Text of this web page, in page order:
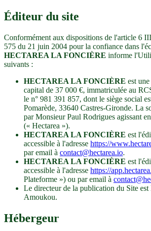
Éditeur du site
Conformément aux dispositions de l'article 6
575 du 21 juin 2004 pour la confiance dans
HECTAREA LA FONCIÈRE informe
suivants :
HECTAREA LA FONCIÈRE est
capital de 37 000 €, immatriculée au
le n° 981 391 857, dont le siège social
Pomarède, 33640 Castres-Gironde. La
par Monsieur Paul Rodrigues agissant
(« Hectarea »).
HECTAREA LA FONCIÈRE est
accessible à l'adresse https://
par email à contact@hectarea.io.
HECTAREA LA FONCIÈRE est
accessible à l'adresse https://
Plateforme ») ou par email à
Le directeur de la publication du Site
Amoukou.
Hébergeur